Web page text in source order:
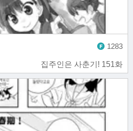
집주인은 사춘기! 151화
1283